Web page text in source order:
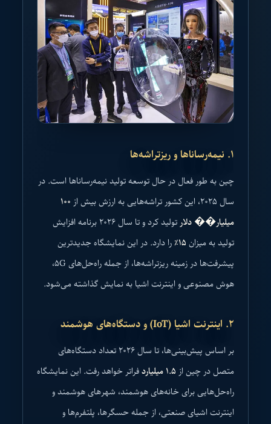
۱. نیمه‌رساناها و ریزتراشه‌ها
چین به طور فعال در حال توسعه تولید نیمه‌رساناها است. در
سال ۲۰۲۵، این کشور تراشه‌هایی به ارزش بیش از
۱۰۰
میلیار�� دلار
تولید کرد و تا سال ۲۰۲۶ برنامه افزایش
تولید به میزان۱۵٪ را دارد. در این نمایشگاه جدیدترین
پیشرفت‌ها در زمینه ریزتراشه‌ها، از جمله راه‌حل‌های ۵G،
هوش مصنوعی و اینترنت اشیا به نمایش گذاشته می‌شود.
۲. اینترنت اشیا (IoT) و دستگاه‌های هوشمند
بر اساس پیش‌بینی‌ها، تا سال ۲۰۲۶ تعداد دستگاه‌های
متصل در چین از ۱.۵ میلیارد
فراتر خواهد رفت. این نمایشگاه
راه‌حل‌هایی برای خانه‌های هوشمند، شهرهای هوشمند و
اینترنت اشیای صنعتی، از جمله حسگرها، پلتفرم‌ها و